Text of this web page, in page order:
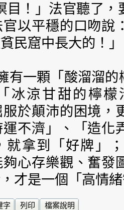
目！」法官聽了，
以平穩的口吻說
民窟中長大的！」
有一顆「酸溜溜
冰涼甘甜的檸
於顛沛的困境，
不濟」、「造化
就拿到「好牌」
心存樂觀、奮發
才是一個「高情
字 列印 檔案說明